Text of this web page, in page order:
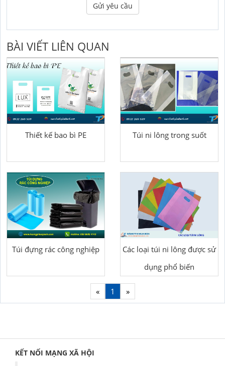
Gửi yêu cầu
BÀI VIẾT LIÊN QUAN
Thiết kế bao bì PE Túi ni lông trong suốt
Túi đựng rác công nghiệp
Các loại túi ni lông được sử
dụng phổ biến
« 1 »
KẾT NỐI MẠNG XÃ HỘI